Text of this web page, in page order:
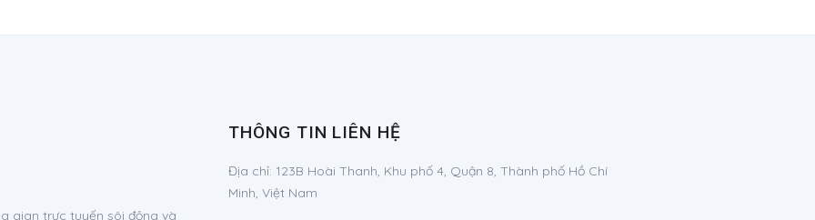
gian trực tuyến sôi động và
THÔNG TIN LIÊN HỆ
Địa chỉ: 123B Hoài Thanh, Khu phố 4, Quận 8, Thành phố Hồ Chí
Minh, Việt Nam